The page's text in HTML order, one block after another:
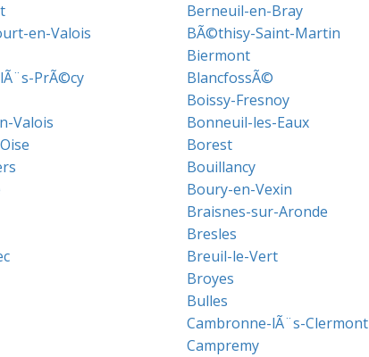
Berneuil-en-Bray
en-Valois
BÃ©thisy-Saint-Martin
Biermont
PrÃ©cy
BlancfossÃ©
Boissy-Fresnoy
Valois
Bonneuil-les-Eaux
Borest
Bouillancy
Boury-en-Vexin
Braisnes-sur-Aronde
Bresles
Breuil-le-Vert
Broyes
Bulles
Cambronne-lÃ¨s-Clermont
Campremy